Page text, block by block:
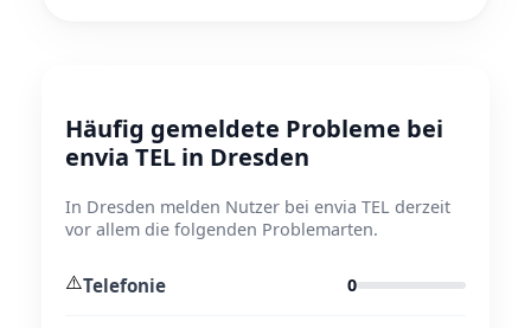
Häufig gemeldete Probleme bei
envia TEL in Dresden
In Dresden melden Nutzer bei envia TEL derzeit
vor allem die folgenden Problemarten.
⚠️Telefonie 0